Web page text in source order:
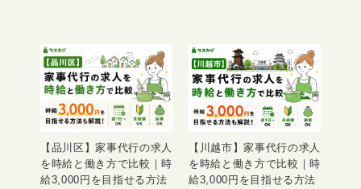
【品川区】家事代行の求人
を時給と働き方で比較｜時
給3,000円を目指せる方法
【川越市】家事代行の求人
を時給と働き方で比較｜時
給3,000円を目指せる方法